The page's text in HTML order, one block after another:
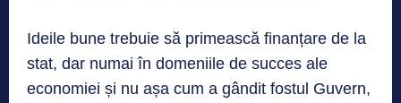
Ideile bune trebuie să primească finanțare de la
stat, dar numai în domeniile de succes ale
economiei și nu așa cum a gândit fostul Guvern,